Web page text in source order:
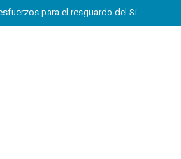
para el resguardo del Sistema